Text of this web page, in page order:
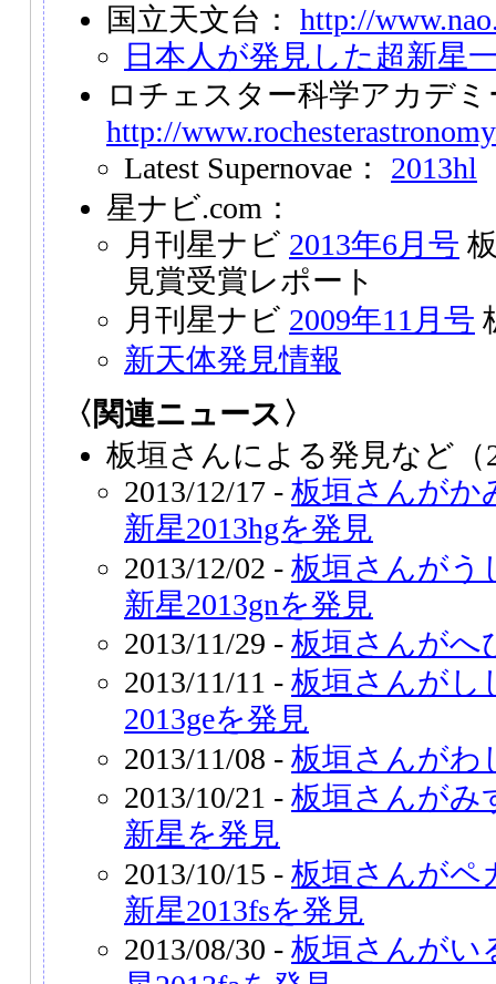
国立天文台： http://
日本人が発見した超新星
ロチェスター科学アカデミ
http://
Latest Supernovae： 2013hl
星ナビ.com：
月刊星ナビ 2013年6月号
見賞受賞レポート
月刊星ナビ 2009年11月号
新天体発見情報
〈関連ニュース〉
板垣さんによる発見など（
2013/12/17 - 板垣さんがか
新星2013hgを発見
2013/12/02 - 板垣さんがう
新星2013gnを発見
2013/11/29 - 板垣さんがへ
2013/11/11 - 板垣さんがし
2013geを発見
2013/11/08 - 板垣さんがわ
2013/10/21 - 板垣さんがみ
新星を発見
2013/10/15 - 板垣さんがペ
新星2013fsを発見
2013/08/30 - 板垣さんがい